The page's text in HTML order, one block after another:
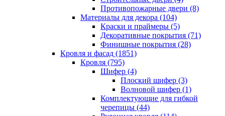
Противопожарные двери (8)
Материалы для декора (104)
Краски и праймеры (5)
Декоративные покрытия (71)
Финишные покрытия (28)
Кровля и фасад (1851)
Кровля (795)
Шифер (4)
Плоский шифер (3)
Волновой шифер (1)
Комплектующие для гибкой
черепицы (44)